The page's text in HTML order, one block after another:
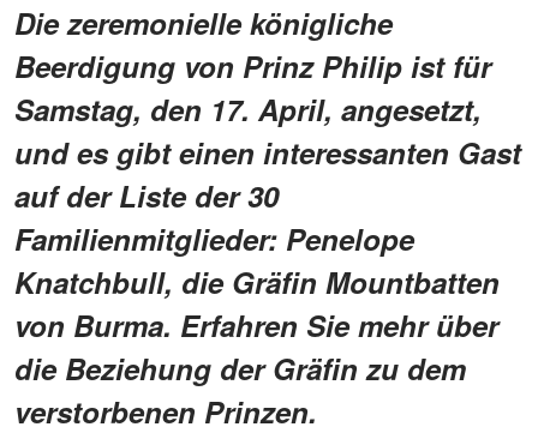
Die zeremonielle königliche
Beerdigung von Prinz Philip ist für
Samstag, den 17. April, angesetzt,
und es gibt einen interessanten Gast
auf der Liste der 30
Familienmitglieder: Penelope
Knatchbull, die Gräfin Mountbatten
von Burma. Erfahren Sie mehr über
die Beziehung der Gräfin zu dem
verstorbenen Prinzen.